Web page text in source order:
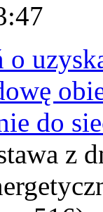
do
z